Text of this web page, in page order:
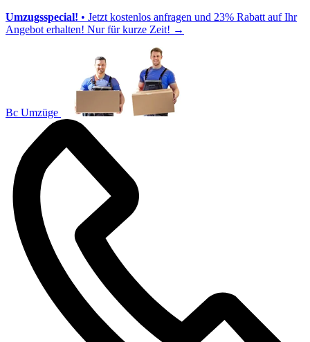
Umzugsspecial! • Jetzt kostenlos anfragen und 23% Rabatt auf Ihr
Angebot erhalten! Nur für kurze Zeit! →
Bc Umzüge